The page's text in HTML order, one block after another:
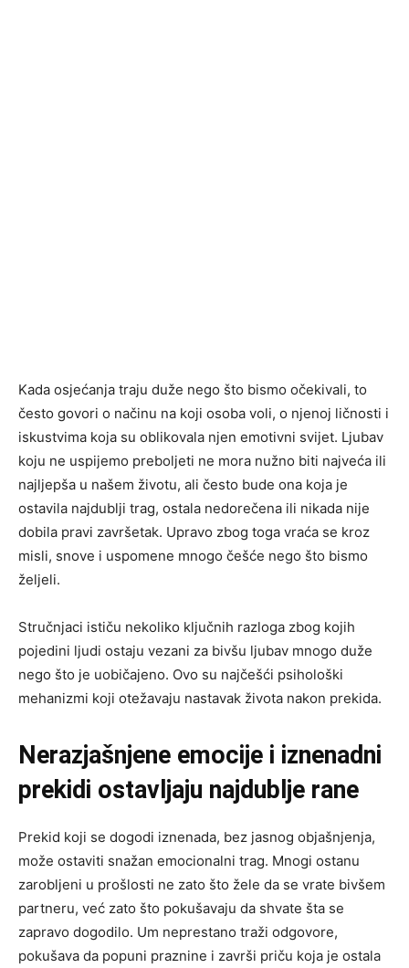
Kada osjećanja traju duže nego što bismo očekivali, to
često govori o načinu na koji osoba voli, o njenoj ličnosti i
iskustvima koja su oblikovala njen emotivni svijet. Ljubav
koju ne uspijemo preboljeti ne mora nužno biti najveća ili
najljepša u našem životu, ali često bude ona koja je
ostavila najdublji trag, ostala nedorečena ili nikada nije
dobila pravi završetak. Upravo zbog toga vraća se kroz
misli, snove i uspomene mnogo češće nego što bismo
željeli.
Stručnjaci ističu nekoliko ključnih razloga zbog kojih
pojedini ljudi ostaju vezani za bivšu ljubav mnogo duže
nego što je uobičajeno. Ovo su najčešći psihološki
mehanizmi koji otežavaju nastavak života nakon prekida.
Nerazjašnjene emocije i iznenadni
prekidi ostavljaju najdublje rane
Prekid koji se dogodi iznenada, bez jasnog objašnjenja,
može ostaviti snažan emocionalni trag. Mnogi ostanu
zarobljeni u prošlosti ne zato što žele da se vrate bivšem
partneru, već zato što pokušavaju da shvate šta se
zapravo dogodilo. Um neprestano traži odgovore,
pokušava da popuni praznine i završi priču koja je ostala